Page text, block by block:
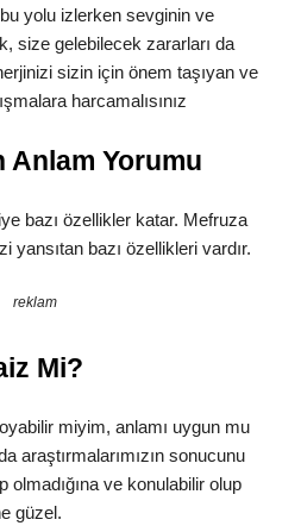
yolu izlerken sevginin ve
size gelebilecek zararları da
sizin için önem taşıyan ve
harcamalısınız
Anlam Yorumu
bazı özellikler katar. Mefruza
yansıtan bazı özellikleri vardır.
reklam
Mi?
miyim, anlamı uygun mu
araştırmalarımızın sonucunu
ve konulabilir olup
güzel.